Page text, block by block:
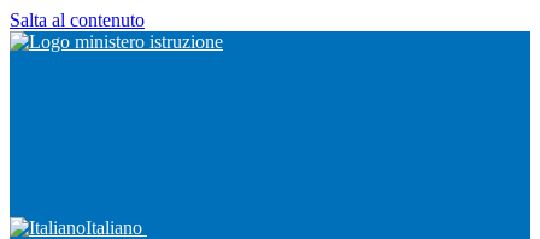
Salta al contenuto
Italiano